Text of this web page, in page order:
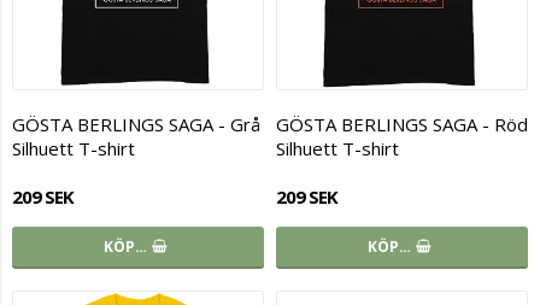
GÖSTA BERLINGS SAGA - Grå
Silhuett T-shirt
209 SEK
KÖP…
GÖSTA BERLINGS SAGA - Röd
Silhuett T-shirt
209 SEK
KÖP…